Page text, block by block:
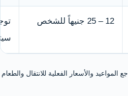
12 – 25 جنيهاً للشخص
المواعيد والأسعار الفعلية للانتقال والطعام